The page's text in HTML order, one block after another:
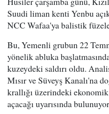
Suudi liman kenti Yenbu
NCC Wafaa'ya balistik
Bu, Yemenli grubun 22
yönelik abluka
kuzeydeki saldırı oldu.
Mısır ve Süveyş Kanalı'na
krallığı üzerindeki ekonomik
açacağı uyarısında